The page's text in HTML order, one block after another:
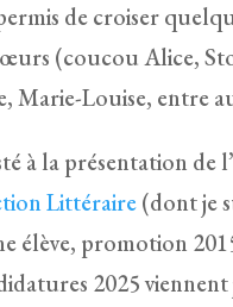
de croiser
(coucou Alice,
Marie-Louise, entre
à la présentation de l’
Littéraire(dont je
élève, promotion
2025 viennent